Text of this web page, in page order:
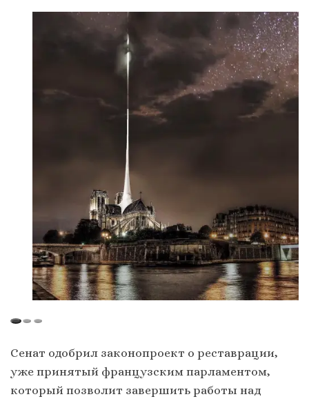
Сенат одобрил законопроект о реставрации,
уже принятый французским парламентом,
который позволит завершить работы над